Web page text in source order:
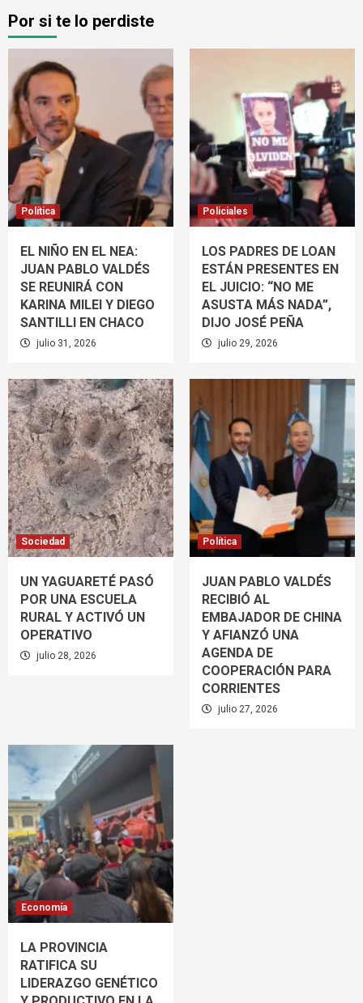
Por si te lo perdiste
Política
EL NIÑO EN EL NEA:
JUAN PABLO VALDÉS
SE REUNIRÁ CON
KARINA MILEI Y DIEGO
SANTILLI EN CHACO
julio 31, 2026
Policiales
LOS PADRES DE LOAN
ESTÁN PRESENTES EN
EL JUICIO: “NO ME
ASUSTA MÁS NADA”,
DIJO JOSÉ PEÑA
julio 29, 2026
Sociedad
UN YAGUARETÉ PASÓ
POR UNA ESCUELA
RURAL Y ACTIVÓ UN
OPERATIVO
julio 28, 2026
Política
JUAN PABLO VALDÉS
RECIBIÓ AL
EMBAJADOR DE CHINA
Y AFIANZÓ UNA
AGENDA DE
COOPERACIÓN PARA
CORRIENTES
julio 27, 2026
Economía
LA PROVINCIA
RATIFICA SU
LIDERAZGO GENÉTICO